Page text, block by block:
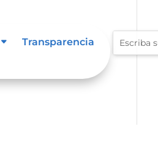
Transparencia